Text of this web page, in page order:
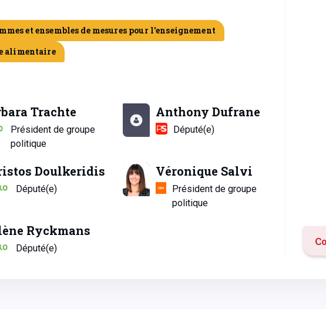
et ensembles de mesures pour l'enseignement
alimentaire
Trachte
Président de groupe
politique
Anthony Dufrane
Député(e)
Doulkeridis
Député(e)
Véronique Salvi
Président de groupe
politique
Ryckmans
Député(e)